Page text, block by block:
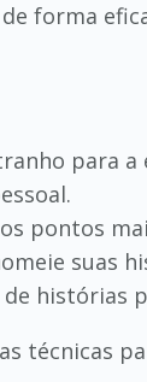
forma
para a
pontos
suas
histórias
técnicas